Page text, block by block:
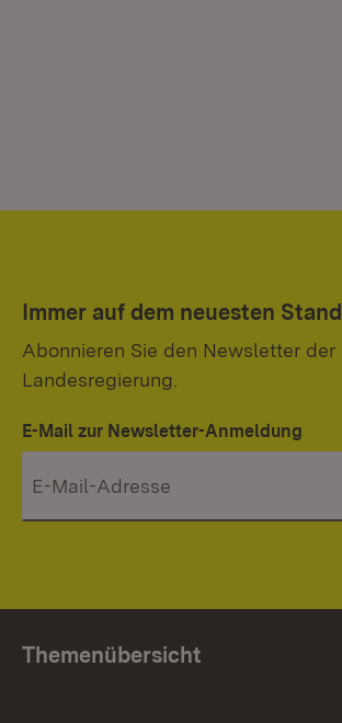
Immer auf dem neuesten Stand
Abonnieren Sie den Newsletter der
Landesregierung.
E-Mail zur Newsletter-Anmeldung
Themenübersicht